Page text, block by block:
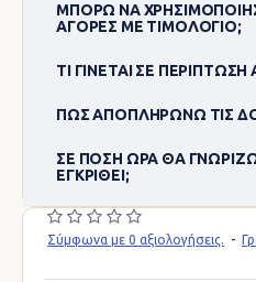
ΜΠΟΡΏ ΝΑ
ΑΓΟΡΈΣ ΜΕ ΤΙΜΟΛΌΓΙΟ;
ΤΙ ΓΊΝΕΤΑΙ ΣΕ
ΠΏΣ ΑΠΟΠΛΗΡΏΝΩ ΤΙΣ
ΣΕ ΠΌΣΗ ΏΡΑ ΘΑ
ΕΓΚΡΙΘΕΊ;
Σύμφωνα με 0 αξιολογήσεις. -